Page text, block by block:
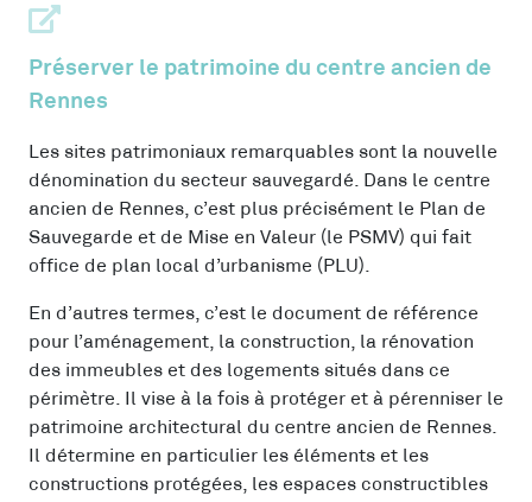
Préserver le patrimoine du centre ancien de
Rennes
Les sites patrimoniaux remarquables sont la nouvelle
dénomination du secteur sauvegardé. Dans le centre
ancien de Rennes, c’est plus précisément le Plan de
Sauvegarde et de Mise en Valeur (le PSMV) qui fait
office de plan local d’urbanisme (PLU).
En d’autres termes, c’est le document de référence
pour l’aménagement, la construction, la rénovation
des immeubles et des logements situés dans ce
périmètre. Il vise à la fois à protéger et à pérenniser le
patrimoine architectural du centre ancien de Rennes.
Il détermine en particulier les éléments et les
constructions protégées, les espaces constructibles